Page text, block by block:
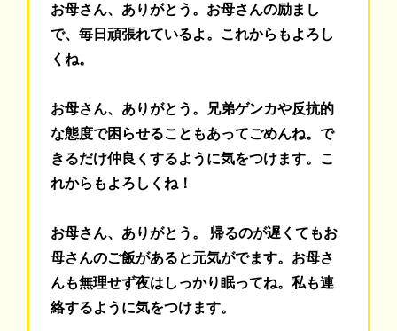
お母さん、ありがとう。お母さんの励まし
で、毎日頑張れているよ。これからもよろし
くね。
お母さん、ありがとう。兄弟ゲンカや反抗的
な態度で困らせることもあってごめんね。で
きるだけ仲良くするように気をつけます。こ
れからもよろしくね！
お母さん、ありがとう。 帰るのが遅くてもお
母さんのご飯があると元気がでます。お母さ
んも無理せず夜はしっかり眠ってね。私も連
絡するように気をつけます。